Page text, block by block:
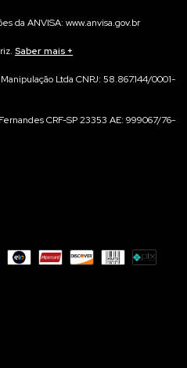
da ANVISA: www.anvisa.gov.br
Saber mais
para você, de forma individualizada,
em estoque — cada fórmula é
do seu pedido.
Ltda CNPJ: 58.867.144/0001-
CRF-SP 23353 AE: 999067/76-